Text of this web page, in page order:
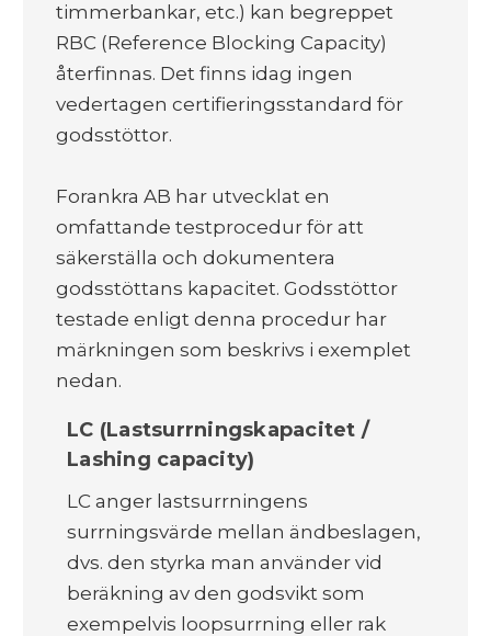
timmerbankar, etc.) kan begreppet
RBC (Reference Blocking Capacity)
återfinnas. Det finns idag ingen
vedertagen certifieringsstandard för
godsstöttor.
Forankra AB har utvecklat en
omfattande testprocedur för att
säkerställa och dokumentera
godsstöttans kapacitet. Godsstöttor
testade enligt denna procedur har
märkningen som beskrivs i exemplet
nedan.
LC (Lastsurrningskapacitet /
Lashing capacity)
LC anger lastsurrningens
surrningsvärde mellan ändbeslagen,
dvs. den styrka man använder vid
beräkning av den godsvikt som
exempelvis loopsurrning eller rak